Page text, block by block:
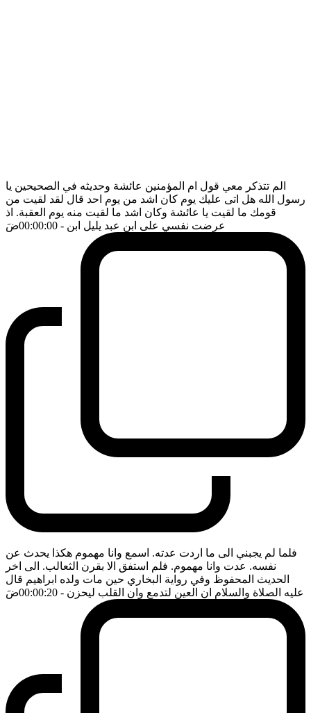
الم تتذكر معي قول ام المؤمنين عائشة وحديثه في الصحيحين يا
رسول الله هل اتى عليك يوم كان اشد من يوم احد قال لقد لقيت من
قومك ما لقيت يا عائشة وكان اشد ما لقيت منه يوم العقبة. اذ
عرضت نفسي على ابن عبد يليل ابن - 00:00:00 ضَ
فلما لم يجبني الى ما اردت عدته. اسمع وانا مهموم هكذا يحدث عن
نفسه. عدت وانا مهموم. فلم استفق الا بقرن الثعالب. الى اخر
الحديث المحفوظ وفي رواية البخاري حين مات ولده ابراهيم قال
عليه الصلاة والسلام ان العين لتدمع وان القلب ليحزن - 00:00:20 ضَ